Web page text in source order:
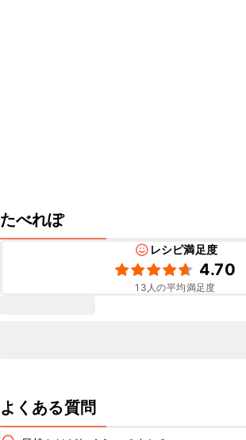
たべれぽ
レシピ満足度
4.70
13 人の平均満足度
よくある質問